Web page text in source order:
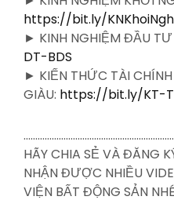
https://bit.ly/
► KINH NGHIỆM ĐẦU TƯ
DT-BDS
► KIẾN THỨC TÀI
GIÀU: https://bit.ly/KT-
HÃY CHIA SẺ VÀ ĐĂNG
NHẬN ĐƯỢC NHIỀU
VIỆN BẤT ĐỘNG SẢN